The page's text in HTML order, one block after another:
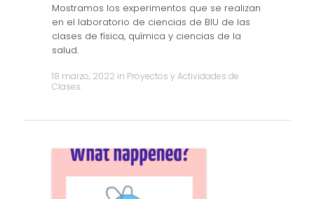
Mostramos los experimentos que se realizan
en el laboratorio de ciencias de BIU de las
clases de física, química y ciencias de la
salud.
18 marzo, 2022 in Proyectos y Actividades de
Clases.